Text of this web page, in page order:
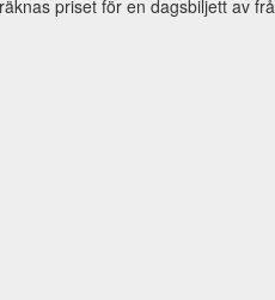
priset för en dagsbiljett av